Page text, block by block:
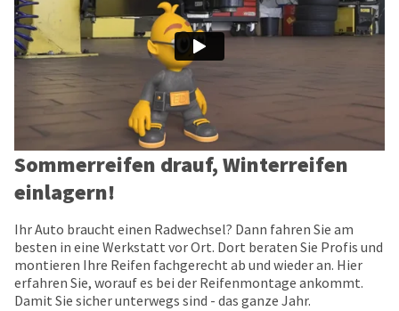
Sommerreifen drauf, Winterreifen
einlagern!
Ihr Auto braucht einen Radwechsel? Dann fahren Sie am
besten in eine Werkstatt vor Ort. Dort beraten Sie Profis und
montieren Ihre Reifen fachgerecht ab und wieder an. Hier
erfahren Sie, worauf es bei der Reifenmontage ankommt.
Damit Sie sicher unterwegs sind - das ganze Jahr.